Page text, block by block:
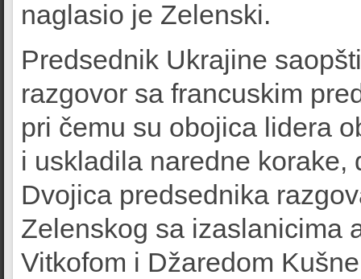
naglasio je Zelenski.
Predsednik Ukrajine
razgovor sa francuskim
pri čemu su obojica lidera
i uskladila naredne
Dvojica predsednika
Zelenskog sa izaslanicima
Vitkofom i Džaredom